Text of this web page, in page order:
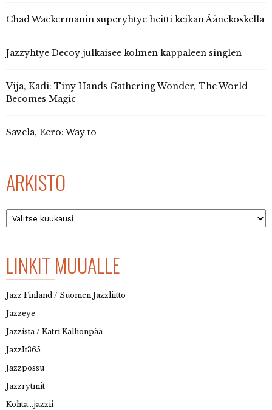
Chad Wackermanin superyhtye heitti keikan Äänekoskella
Jazzyhtye Decoy julkaisee kolmen kappaleen singlen
Vija, Kadi: Tiny Hands Gathering Wonder, The World
Becomes Magic
Savela, Eero: Way to
ARKISTO
Arkisto
LINKIT MUUALLE
Jazz Finland / Suomen Jazzliitto
Jazzeye
Jazzista / Katri Kallionpää
JazzIt365
Jazzpossu
Jazzrytmit
Kohta…jazzii